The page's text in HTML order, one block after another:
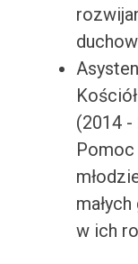
(2014 -
w ich